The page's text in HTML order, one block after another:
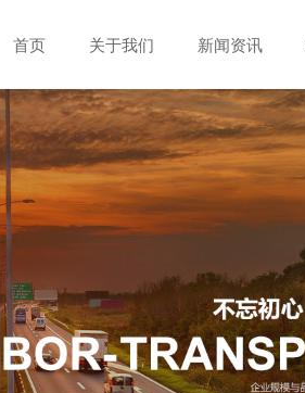
首页 关于我们 新闻资讯